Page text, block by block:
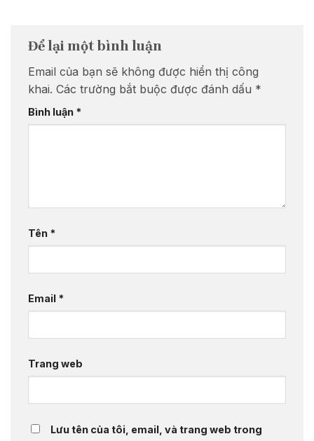
Để lại một bình luận
Email của bạn sẽ không được hiển thị công
khai. Các trường bắt buộc được đánh dấu *
Bình luận *
Tên *
Email *
Trang web
Lưu tên của tôi, email, và trang web trong